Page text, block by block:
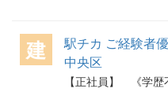
建
駅チカ ご経験者
中央区
【正社員】 《学